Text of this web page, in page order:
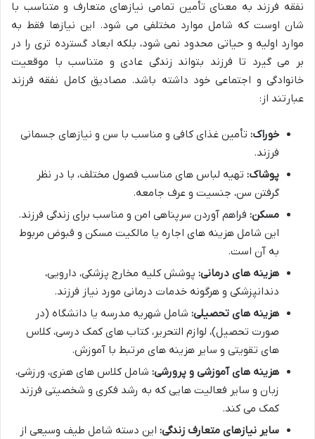
نفقه فرزند به معنای تأمین تمامی نیازهای متعارف و متناسب با
شان اوست که شامل موارد مختلفی می شود. این نیازها فقط به
موارد اولیه و حیاتی محدود نمی شود، بلکه ابعاد گسترده تری را در
بر می گیرد تا فرزند بتواند زندگی عادی و متناسب با موقعیت
خانوادگی و اجتماعی خود داشته باشد. مصادیق کامل نفقه فرزند
عبارتند از:
خوراک: تأمین غذای کافی و مناسب با سن و نیازهای جسمانی
فرزند.
پوشاک: تهیه لباس های مناسب فصول مختلف، با در نظر
گرفتن سن، جنسیت و عرف جامعه.
مسکن: فراهم آوردن سرپناهی امن و مناسب برای زندگی فرزند.
این شامل هزینه های اجاره یا مالکیت مسکن و قبوض مربوط
به آن است.
هزینه های درمانی: پوشش کلیه مخارج پزشکی، دارویی،
دندانپزشکی و هرگونه خدمات درمانی مورد نیاز فرزند.
هزینه های تحصیلی: شامل شهریه مدرسه یا دانشگاه (در
صورت تحصیل)، لوازم التحریر، کتاب های کمک درسی، کلاس
های تقویتی و سایر هزینه های مرتبط با آموزش.
هزینه های آموزشی و پرورشی: شامل کلاس های هنری، ورزشی،
زبان و سایر فعالیت هایی که به رشد فکری و شخصیتی فرزند
کمک می کند.
سایر نیازهای متعارف زندگی: این دسته شامل طیف وسیعی از